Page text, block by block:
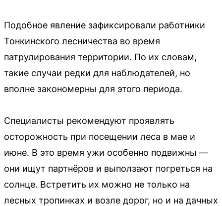
Подобное явление зафиксировали работники
Тонкинского лесничества во время
патрулирования территории. По их словам,
такие случаи редки для наблюдателей, но
вполне закономерны для этого периода.
Специалисты рекомендуют проявлять
осторожность при посещении леса в мае и
июне. В это время ужи особенно подвижны —
они ищут партнёров и выползают погреться на
солнце. Встретить их можно не только на
лесных тропинках и возле дорог, но и на дачных